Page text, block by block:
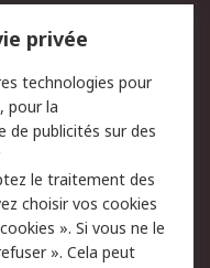
des E-mails
anti-
privée
technologies pour
pour la
de publicités sur des
le traitement des
choisir vos cookies
». Si vous ne le
». Cela peut